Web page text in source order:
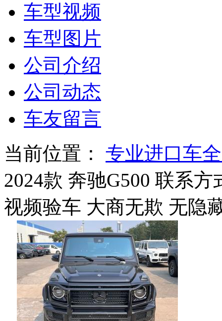
车型视频
车型图片
公司介绍
公司动态
车友留言
当前位置：
专业进口车
2024款 奔驰G500 联系
视频验车 大商无欺 无隐